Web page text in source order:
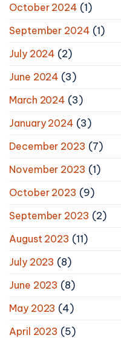
October 2024 (1)
September 2024 (1)
July 2024 (2)
June 2024 (3)
March 2024 (3)
January 2024 (3)
December 2023 (7)
November 2023 (1)
October 2023 (9)
September 2023 (2)
August 2023 (11)
July 2023 (8)
June 2023 (8)
May 2023 (4)
April 2023 (5)